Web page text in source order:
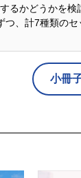
るかどうかを検
つ、計7種類のセ
小冊